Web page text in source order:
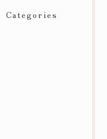
Categories